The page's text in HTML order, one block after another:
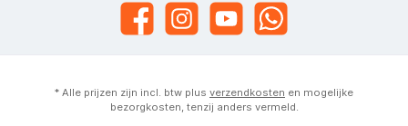
* Alle prijzen zijn incl. btw plus verzendkosten en mogelijke
bezorgkosten, tenzij anders vermeld.